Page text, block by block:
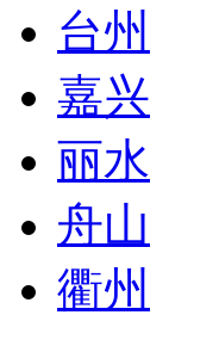
台州
嘉兴
丽水
舟山
衢州